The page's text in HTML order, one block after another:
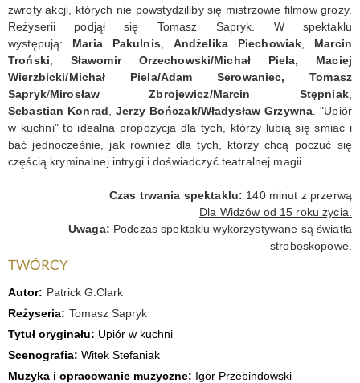
zwroty akcji, których nie powstydziliby się mistrzowie filmów grozy.
Reżyserii podjął się Tomasz Sapryk. W spektaklu
występują: Maria Pakulnis Andżelika Piechowiak
Marcin
Troński
Sławomir Orzechowski/Michał Piela, Maciej
Wierzbicki/Michał Piela/Adam Serowaniec, Tomasz
Sapryk/Mirosław Zbrojewicz/Marcin Stępniak,
Sebastian Konrad ,Jerzy Bończak/Władysław Grzywna . "Upiór
w kuchni" to idealna propozycja dla tych, którzy lubią się śmiać i
bać jednocześnie, jak również dla tych, którzy chcą poczuć się
częścią kryminalnej intrygi i doświadczyć teatralnej magii.
Czas trwania spektaklu: 140 minut z przerwą
Dla Widzów od 15 roku życia.
Uwaga: Podczas spektaklu wykorzystywane są światła
stroboskopowe.
TWÓRCY
Autor: Patrick G.Clark
Reżyseria: Tomasz Sapryk
Tytuł oryginału: Upiór w kuchni
Scenografia: Witek Stefaniak
Muzyka i opracowanie muzyczne: Igor Przebindowski